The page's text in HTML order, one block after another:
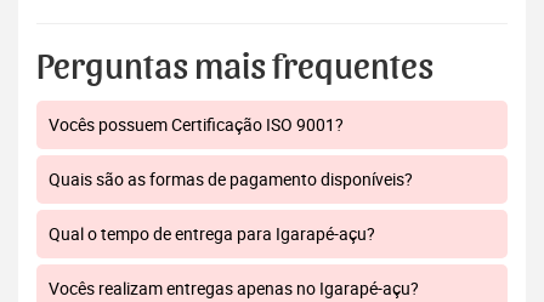
Perguntas mais frequentes
Vocês possuem Certificação ISO 9001?
Quais são as formas de pagamento disponíveis?
Qual o tempo de entrega para Igarapé-açu?
Vocês realizam entregas apenas no Igarapé-açu?